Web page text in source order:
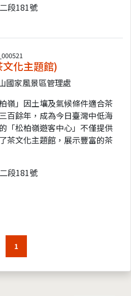
段181號
化主題館)
國家風景區管理處
嶺」因土壤及氣候條件適合茶
百餘年，成為今日臺灣中低海
「松柏嶺遊客中心」不僅提供
茶文化主題館，展示豐富的茶
段181號
1